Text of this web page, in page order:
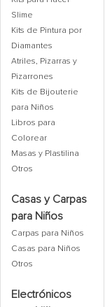
Slime
Kits de Pintura por
Diamantes
Atriles, Pizarras y
Pizarrones
Kits de Bijouterie
para Niños
Libros para
Colorear
Masas y Plastilina
Otros
Casas y Carpas
para Niños
Carpas para Niños
Casas para Niños
Otros
Electrónicos